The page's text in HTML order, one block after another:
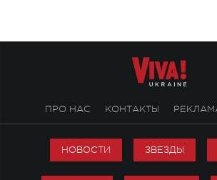
ПРО НАС КОНТАКТЫ
НОВОСТИ ЗВЕЗДЫ